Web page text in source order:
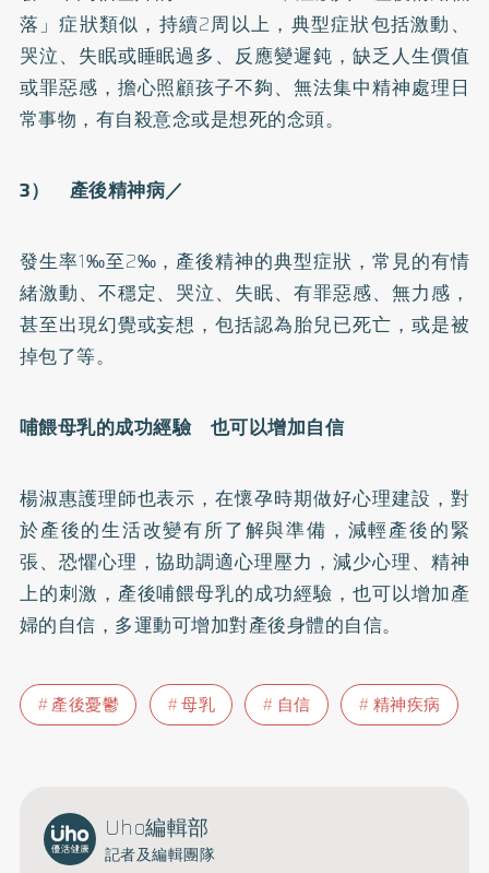
落」症狀類似，持續2周以上，典型症狀包括激動、
哭泣、失眠或睡眠過多、反應變遲鈍，缺乏人生價值
或罪惡感，擔心照顧孩子不夠、無法集中精神處理日
常事物，有自殺意念或是想死的念頭。
3） 產後精神病／
發生率1‰至2‰，產後精神的典型症狀，常見的有情
緒激動、不穩定、哭泣、失眠、有罪惡感、無力感，
甚至出現幻覺或妄想，包括認為胎兒已死亡，或是被
掉包了等。
哺餵母乳的成功經驗 也可以增加自信
楊淑惠護理師也表示，在懷孕時期做好心理建設，對
於產後的生活改變有所了解與準備，減輕產後的緊
張、恐懼心理，協助調適心理壓力，減少心理、精神
上的刺激，產後哺餵母乳的成功經驗，也可以增加產
婦的自信，多運動可增加對產後身體的自信。
產後憂鬱 母乳 自信 精神疾病
Uho編輯部
記者及編輯團隊